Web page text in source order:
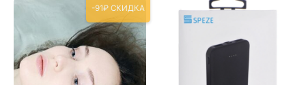
-91₽ СКИДКА